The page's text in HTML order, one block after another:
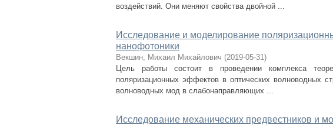
воздействий. Они меняют свойства двойной ...
Исследование и моделирование
нанофотоники
Векшин, Михаил Михайлович (2019-05-31)
Цель работы состоит в проведении комплекса
поляризационных эффектов в оптических волноводных
волноводных мод в слабонаправляющих ...
Исследование механических предвестников и